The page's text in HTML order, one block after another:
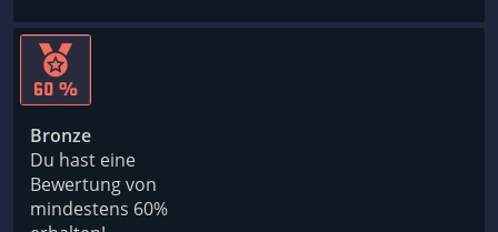
Bronze
Du hast eine
Bewertung von
mindestens 60%